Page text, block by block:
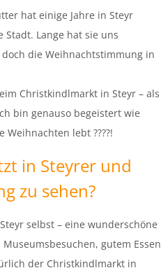
hat einige Jahre in Steyr
Stadt. Lange hat sie uns
die Weihnachtstimmung in
Christkindlmarkt in Steyr – als
bin genauso begeistert wie
lebt ????!
in Steyrer und
zu sehen?
selbst – eine wunderschöne
gutem Essen
der Christkindlmarkt in